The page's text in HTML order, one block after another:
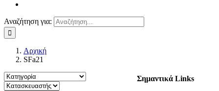
Αναζήτηση για:
Αρχική
SFa21
Σημαντικά Links